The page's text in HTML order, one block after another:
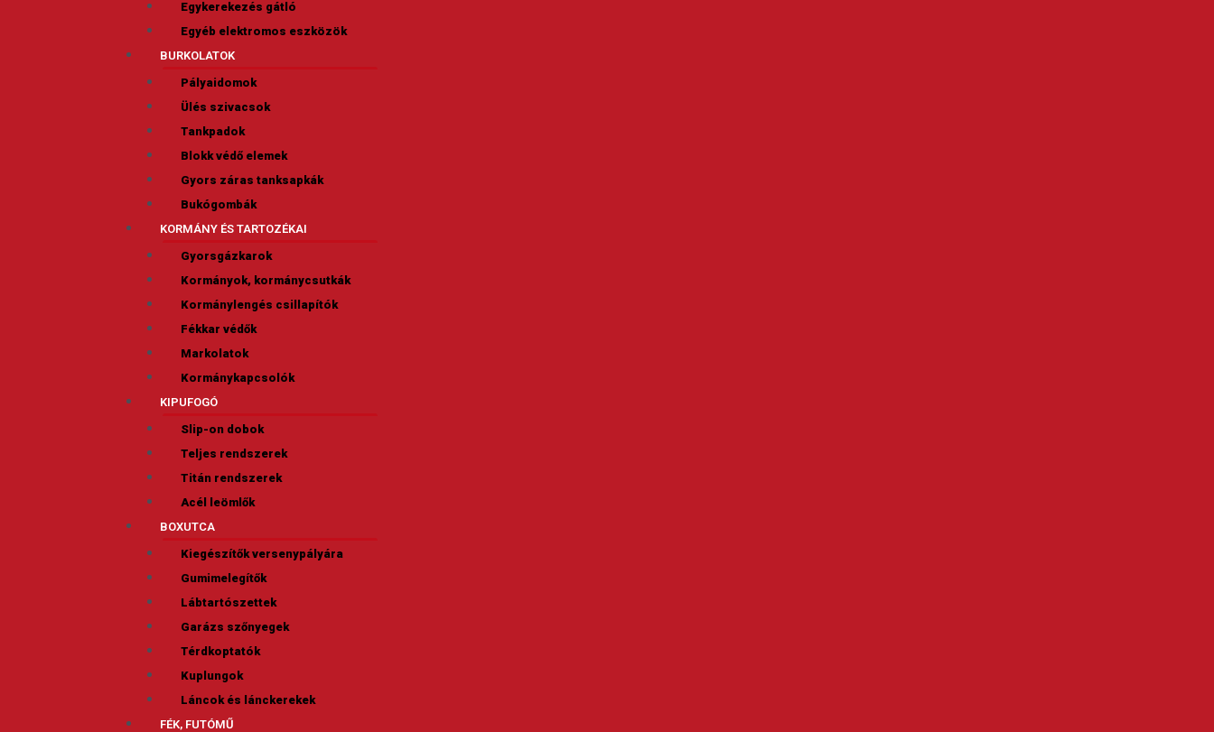
Egykerekezés gátló
Egyéb elektromos eszközök
BURKOLATOK
Pályaidomok
Ülés szivacsok
Tankpadok
Blokk védő elemek
Gyors záras tanksapkák
Bukógombák
KORMÁNY ÉS TARTOZÉKAI
Gyorsgázkarok
Kormányok, kormánycsutkák
Kormánylengés csillapítók
Fékkar védők
Markolatok
Kormánykapcsolók
KIPUFOGÓ
Slip-on dobok
Teljes rendszerek
Titán rendszerek
Acél leömlők
BOXUTCA
Kiegészítők versenypályára
Gumimelegítők
Lábtartószettek
Garázs szőnyegek
Térdkoptatók
Kuplungok
Láncok és lánckerekek
FÉK, FUTÓMŰ